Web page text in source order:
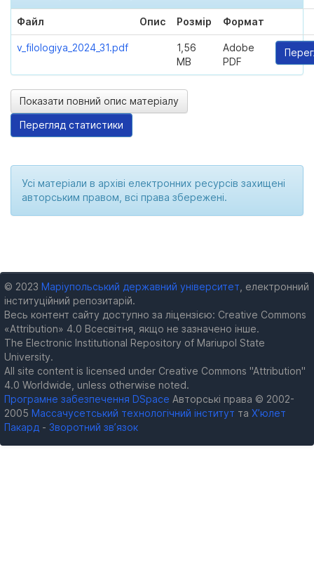
Файл Опис Розмір Формат
v_filologiya_2024_31.pdf
1,56
MB
Adobe
PDF
Показати повний опис матеріалу
Перегляд статистики
Усі матеріали в архіві електронних ресурсів захищені
авторським правом, всі права збережені.
© 2023 Маріупольський державний університет , електронний
інституційний репозитарій.
Весь контент сайту доступно за ліцензією: Creative Commons
«Attribution» 4.0 Всесвітня, якщо не зазначено інше.
The Electronic Institutional Repository of Mariupol State
University.
All site content is licensed under Creative Commons "Attribution"
4.0 Worldwide, unless otherwise noted.
Програмне забезпечення DSpace Авторські права © 2002-
2005 Массачусетський технологічний інститут та Х’юлет
Пакард - Зворотний зв’язок